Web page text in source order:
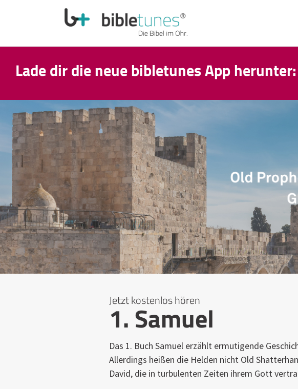
Lade dir die neue bibletunes App herunter:
Jetzt kostenlos hören
1. Samuel
Das 1. Buch Samuel erzählt ermutigende
Allerdings heißen die Helden nicht Old
David, die in turbulenten Zeiten ihrem Gott